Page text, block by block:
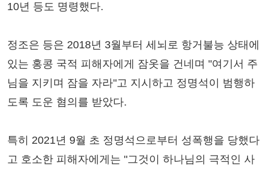
10년 등도 명령했다.
정조은 등은 2018년 3월부터 세뇌로 항거불능 상태에
있는 홍콩 국적 피해자에게 잠옷을 건네며 "여기서 주
님을 지키며 잠을 자라"고 지시하고 정명석이 범행하
도록 도운 혐의를 받았다.
특히 2021년 9월 초 정명석으로부터 성폭행을 당했다
고 호소한 피해자에게는 "그것이 하나님의 극적인 사